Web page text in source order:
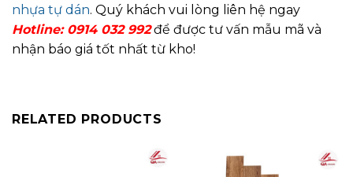
nhựa tự dán. Quý khách vui lòng liên hệ ngay
Hotline: 0914 032 992để được tư vấn mẫu mã và
nhận báo giá tốt nhất từ kho!
RELATED PRODUCTS